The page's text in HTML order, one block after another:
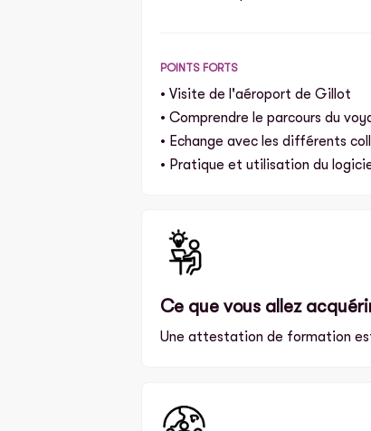
POINTS FORTS
• Visite de l'aéroport de Gillot
• Comprendre le parcours du
• Echange avec les différents
• Pratique et utilisation du
Ce que vous allez
Une attestation de formation